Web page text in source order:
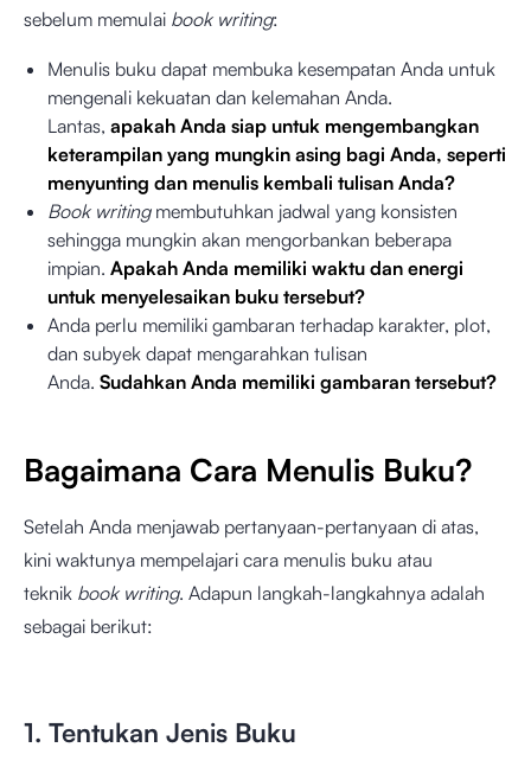
sebelum memulai book writing:
Menulis buku dapat membuka kesempatan Anda untuk
mengenali kekuatan dan kelemahan Anda.
Lantas, apakah Anda siap untuk mengembangkan
keterampilan yang mungkin asing bagi Anda, seperti
menyunting dan menulis kembali tulisan Anda?
Book writing membutuhkan jadwal yang konsisten
sehingga mungkin akan mengorbankan beberapa
impian. Apakah Anda memiliki waktu dan energi
untuk menyelesaikan buku tersebut?
Anda perlu memiliki gambaran terhadap karakter, plot,
dan subyek dapat mengarahkan tulisan
Anda. Sudahkan Anda memiliki gambaran tersebut?
Bagaimana Cara Menulis Buku?
Setelah Anda menjawab pertanyaan-pertanyaan di atas,
kini waktunya mempelajari cara menulis buku atau
teknik book writing. Adapun langkah-langkahnya adalah
sebagai berikut:
1. Tentukan Jenis Buku